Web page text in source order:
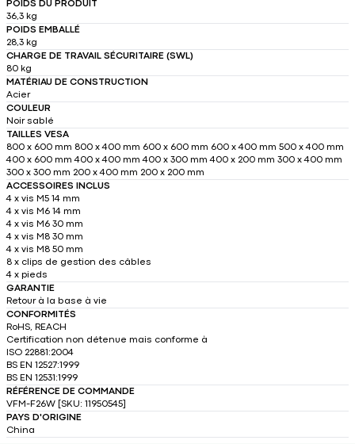
POIDS DU PRODUIT
36,3 kg
POIDS EMBALLÉ
28,3 kg
CHARGE DE TRAVAIL SÉCURITAIRE (SWL)
80 kg
MATÉRIAU DE CONSTRUCTION
Acier
COULEUR
Noir sablé
TAILLES VESA
800 x 600 mm 800 x 400 mm 600 x 600 mm 600 x 400 mm 500 x 400 mm
400 x 600 mm 400 x 400 mm 400 x 300 mm 400 x 200 mm 300 x 400 mm
300 x 300 mm 200 x 400 mm 200 x 200 mm
ACCESSOIRES INCLUS
4 x vis M5 14 mm
4 x vis M6 14 mm
4 x vis M6 30 mm
4 x vis M8 30 mm
4 x vis M8 50 mm
8 x clips de gestion des câbles
4 x pieds
GARANTIE
Retour à la base à vie
CONFORMITÉS
RoHS, REACH
Certification non détenue mais conforme à
ISO 22881:2004
BS EN 12527:1999
BS EN 12531:1999
RÉFÉRENCE DE COMMANDE
VFM-F26W [SKU: 11950545]
PAYS D'ORIGINE
China